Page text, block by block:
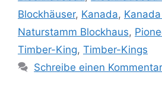
Blockhäuser, Kanada,
Naturstamm Blockhaus,
Timber-King, Timber-Kings
Schreibe einen Kommentar